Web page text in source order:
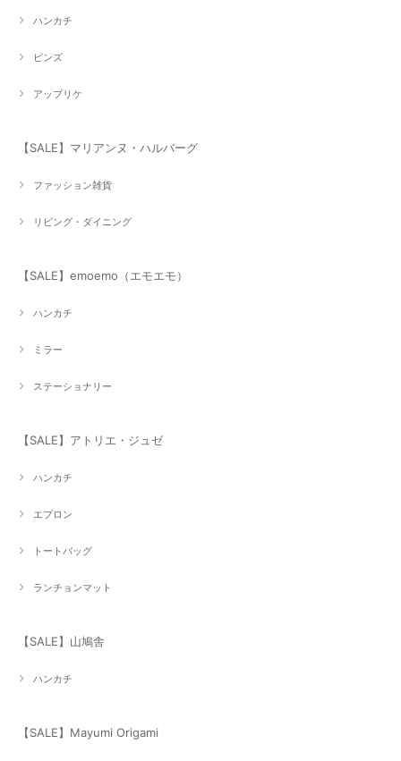
ハンカチ
ピンズ
アップリケ
【SALE】マリアンヌ・ハルバーグ
ファッション雑貨
リビング・ダイニング
【SALE】emoemo（エモエモ）
ハンカチ
ミラー
ステーショナリー
【SALE】アトリエ・ジュゼ
ハンカチ
エプロン
トートバッグ
ランチョンマット
【SALE】山鳩舎
ハンカチ
【SALE】Mayumi Origami